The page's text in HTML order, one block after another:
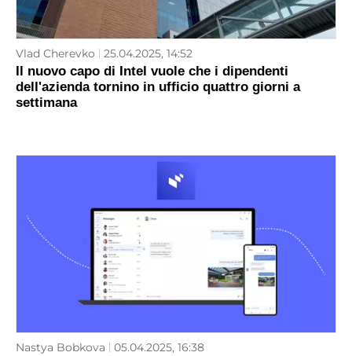
Vlad Cherevko 25.04.2025, 14:52
Il nuovo capo di Intel vuole che i dipendenti
dell'azienda tornino in ufficio quattro giorni a
settimana
Nastya Bobkova 05.04.2025, 16:38